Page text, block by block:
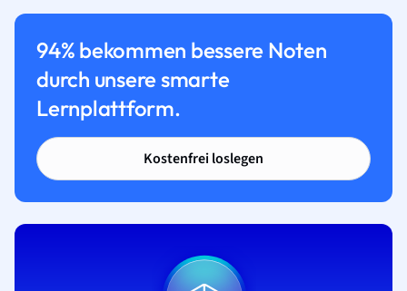
94% bekommen bessere Noten
durch unsere smarte
Lernplattform.
Kostenfrei loslegen